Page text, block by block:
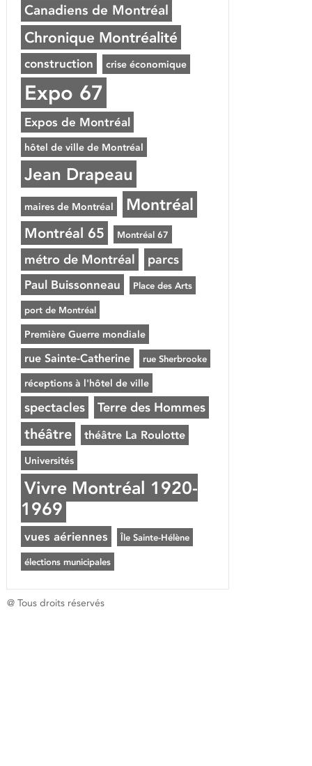
Canadiens de Montréal
Chronique Montréalité
construction crise économique
Expo 67
Expos de Montréal
hôtel de ville de Montréal
Jean Drapeau
maires de Montréal Montréal
Montréal 65 Montréal 67
métro de Montréal parcs
Paul Buissonneau Place des Arts
port de Montréal
Première Guerre mondiale
rue Sainte-Catherine rue Sherbrooke
réceptions à l'hôtel de ville
spectacles Terre des Hommes
théâtre théâtre La Roulotte
Universités
Vivre Montréal 1920-
1969
vues aériennes Île Sainte-Hélène
élections municipales
@ Tous droits réservés